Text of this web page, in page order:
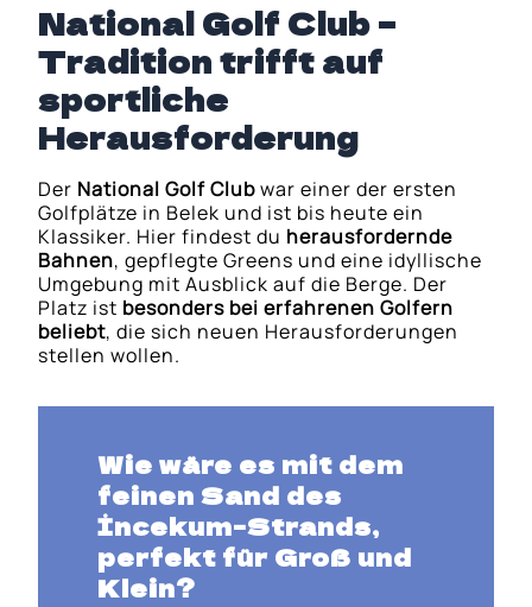
National Golf Club –
Tradition trifft auf
sportliche
Herausforderung
Der National Golf Clubwar einer der ersten
Golfplätze in Belek und ist bis heute ein
Klassiker. Hier findest du herausfordernde
Bahnen, gepflegte Greens und eine idyllische
Umgebung mit Ausblick auf die Berge. Der
Platz ist besonders bei erfahrenen Golfern
beliebt, die sich neuen Herausforderungen
stellen wollen.
Wie wäre es mit dem
feinen Sand des
İncekum-Strands,
perfekt für Groß und
Klein?